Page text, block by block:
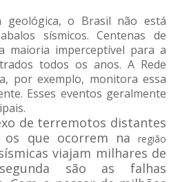
geológica, o Brasil não está
sísmicos. Centenas de
maioria imperceptível para a
todos os anos. A Rede
por exemplo, monitora essa
Esses eventos geralmente
de terremotos distantes
que ocorrem na
região
viajam milhares de
são as falhas